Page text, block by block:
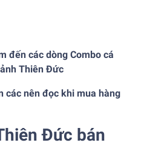
đến các dòng Combo cá
Thiên Đức
các nên đọc khi mua hàng
Đức bán